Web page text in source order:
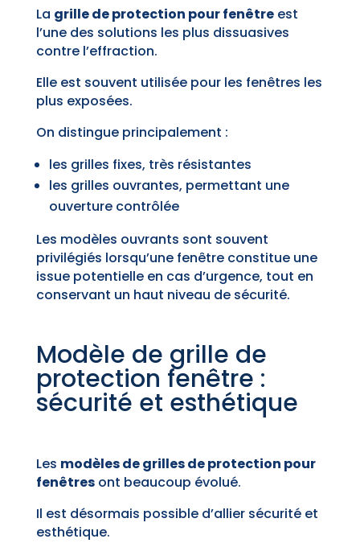
La grille de protection pour fenêtreest
l’une des solutions les plus dissuasives
contre l’effraction.
Elle est souvent utilisée pour les fenêtres les
plus exposées.
On distingue principalement :
les grilles fixes, très résistantes
les grilles ouvrantes, permettant une
ouverture contrôlée
Les modèles ouvrants sont souvent
privilégiés lorsqu’une fenêtre constitue une
issue potentielle en cas d’urgence, tout en
conservant un haut niveau de sécurité.
Modèle de grille de
protection fenêtre :
sécurité et esthétique
Les modèles de grilles de protection pour
fenêtresont beaucoup évolué.
Il est désormais possible d’allier sécurité et
esthétique.